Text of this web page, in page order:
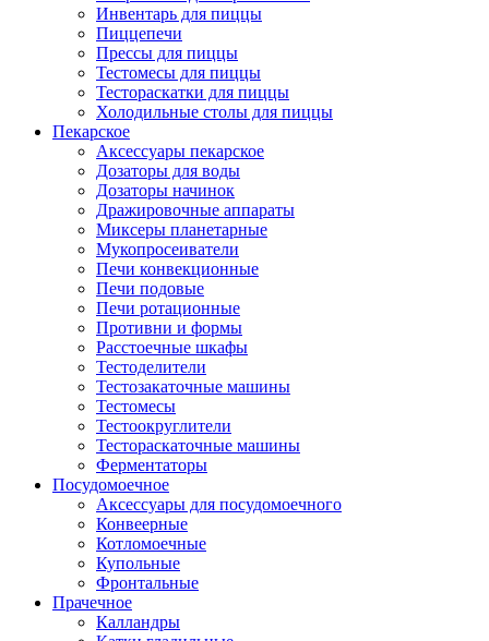
Инвентарь для пиццы
Пиццепечи
Прессы для пиццы
Тестомесы для пиццы
Тестораскатки для пиццы
Холодильные столы для пиццы
Пекарское
Аксессуары пекарское
Дозаторы для воды
Дозаторы начинок
Дражировочные аппараты
Миксеры планетарные
Мукопросеиватели
Печи конвекционные
Печи подовые
Печи ротационные
Противни и формы
Расстоечные шкафы
Тестоделители
Тестозакаточные машины
Тестомесы
Тестоокруглители
Тестораскаточные машины
Ферментаторы
Посудомоечное
Аксессуары для посудомоечного
Конвеерные
Котломоечные
Купольные
Фронтальные
Прачечное
Калландры